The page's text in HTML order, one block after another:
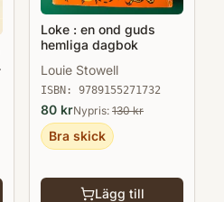
Loke : en ond guds
hemliga dagbok
Louie Stowell
ISBN: 9789155271732
80 krNypris: 130kr
Bra skick
Lägg till